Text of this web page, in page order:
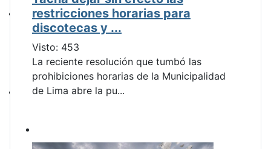
restricciones horarias para
discotecas y ...
Visto: 453
La reciente resolución que tumbó las
prohibiciones horarias de la Municipalidad
de Lima abre la pu...